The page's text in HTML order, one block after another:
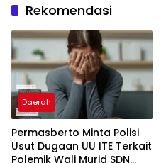
Rekomendasi
Daerah
Permasberto Minta Polisi
Usut Dugaan UU ITE Terkait
Polemik Wali Murid SDN